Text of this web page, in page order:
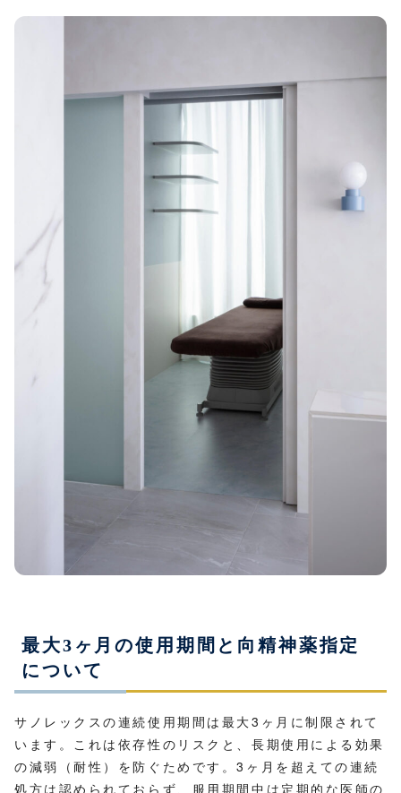
最大3ヶ月の使用期間と向精神薬指定
について
サノレックスの連続使用期間は最大3ヶ月に制限されて
います。これは依存性のリスクと、長期使用による効果
の減弱（耐性）を防ぐためです。3ヶ月を超えての連続
処方は認められておらず、服用期間中は定期的な医師の